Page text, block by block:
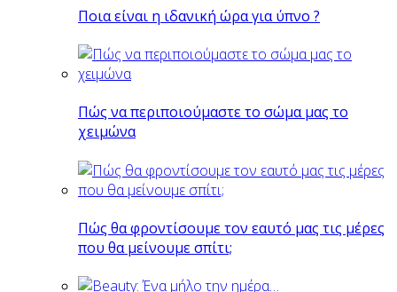
Ποια είναι η ιδανική ώρα για ύπνο ?
Πώς να περιποιούμαστε το σώμα μας το
χειμώνα
Πώς θα φροντίσουμε τον εαυτό μας τις μέρες
που θα μείνουμε σπίτι;